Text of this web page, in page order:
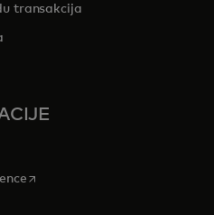
transakcija
opens in a new tab
in a new tab